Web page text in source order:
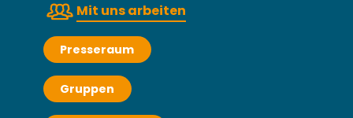
Mit uns arbeiten
Presseraum
Gruppen